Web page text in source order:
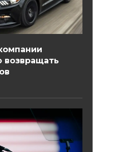
возвращать